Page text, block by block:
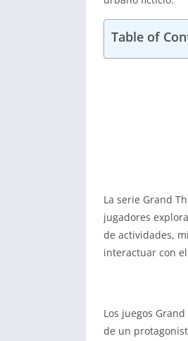
Table of
La serie Grand
jugadores
de actividades,
interactuar con
Los juegos
de un